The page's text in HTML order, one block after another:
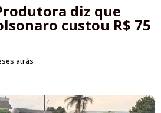
diz que
custou R$ 75
atrás